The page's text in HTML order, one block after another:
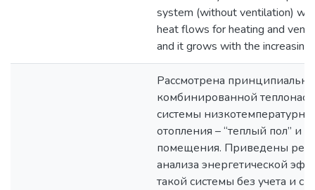
system (without ventilation)
heat flows for heating and
and it grows with the increasing
Рассмотрена
комбинированной
системы
отопления – “теплый пол” и
помещения. Приведены
анализа энергетической
такой системы без учета и с